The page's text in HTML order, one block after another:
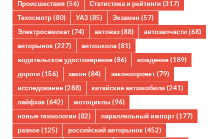
Происшествия (56) Статистика и рейтинги (317)
Техосмотр (80) УАЗ (85) Экзамен (57)
Электросамокат (74) автоваз (88) автозапчасти (68)
авторынок (227) автошкола (81)
водительское удостоверение (86) вождение (189)
дороги (156) закон (84) законопроект (79)
исследование (288) китайские автомобили (241)
лайфхак (642) мотоциклы (96)
новые технологии (82) параллельный импорт (177)
разное (125) российский авторынок (452)